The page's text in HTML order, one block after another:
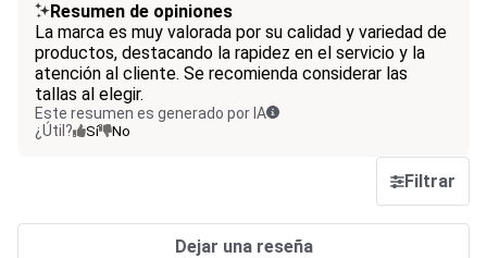
Resumen de opiniones
La marca es muy valorada por su calidad y variedad de
productos, destacando la rapidez en el servicio y la
atención al cliente. Se recomienda considerar las
tallas al elegir.
Este resumen es generado por IA
¿Útil?
Sí No
Filtrar
Dejar una reseña